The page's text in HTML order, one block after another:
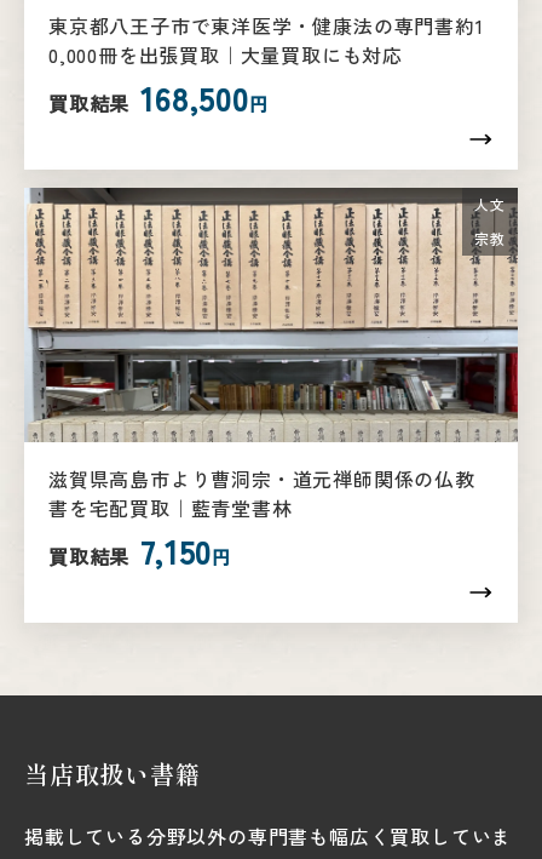
東京都八王子市で東洋医学・健康法の専門書約1
0,000冊を出張買取｜大量買取にも対応
買取結果 168,500円
人文
宗教
滋賀県高島市より曹洞宗・道元禅師関係の仏教
書を宅配買取｜藍青堂書林
買取結果 7,150円
当店取扱い書籍
掲載している分野以外の専門書も幅広く買取していま